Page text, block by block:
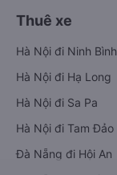
Thuê xe
Hà Nội đi Ninh Bình
Hà Nội đi Hạ Long
Hà Nội đi Sa Pa
Hà Nội đi Tam Đảo
Đà Nẵng đi Hội An